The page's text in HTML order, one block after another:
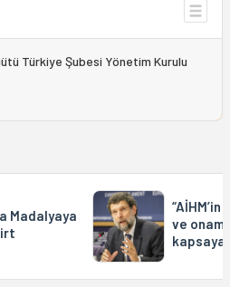
Türkiye Şubesi Yönetim Kurulu
Madalyaya
ve